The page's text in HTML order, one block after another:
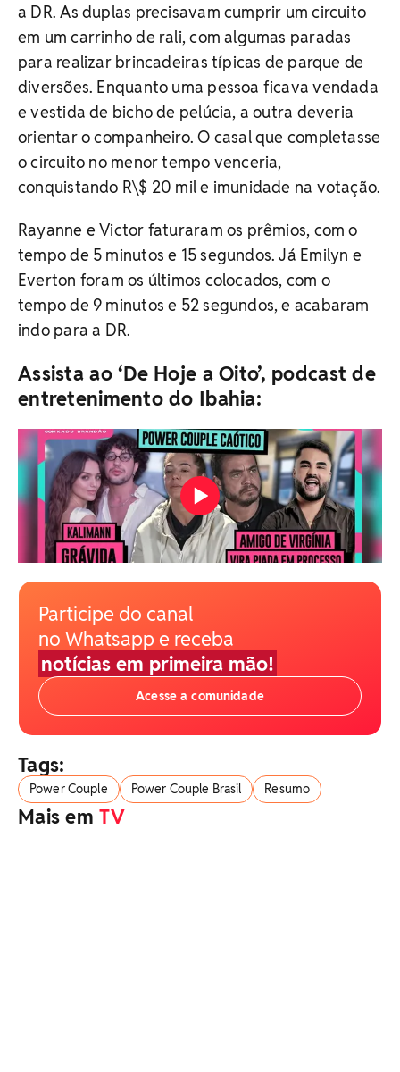
a DR. As duplas precisavam cumprir um circuito
em um carrinho de rali, com algumas paradas
para realizar brincadeiras típicas de parque de
diversões. Enquanto uma pessoa ficava vendada
e vestida de bicho de pelúcia, a outra deveria
orientar o companheiro. O casal que completasse
o circuito no menor tempo venceria,
conquistando R\$ 20 mil e imunidade na votação.
Rayanne e Victor faturaram os prêmios, com o
tempo de 5 minutos e 15 segundos. Já Emilyn e
Everton foram os últimos colocados, com o
tempo de 9 minutos e 52 segundos, e acabaram
indo para a DR.
Assista ao ‘De Hoje a Oito’, podcast de
entretenimento do Ibahia:
Participe do canal
no Whatsapp e receba
notícias em primeira mão!
Acesse a comunidade
Tags:
Power Couple Power Couple Brasil Resumo
Mais emTV